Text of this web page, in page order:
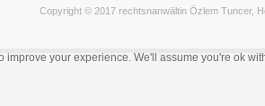
Copyright © 2017 rechtsnanwältin Özlem Tuncer,
improve your experience. We'll assume you're ok